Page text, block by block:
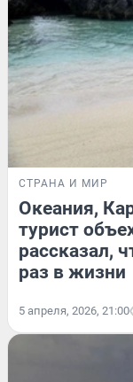
СТРАНА И МИР
Океания,
турист
рассказал,
раз в жизни
5 апреля, 2026, 21:00